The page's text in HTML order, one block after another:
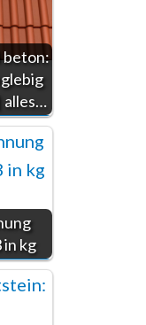
beton:
alles…
in kg